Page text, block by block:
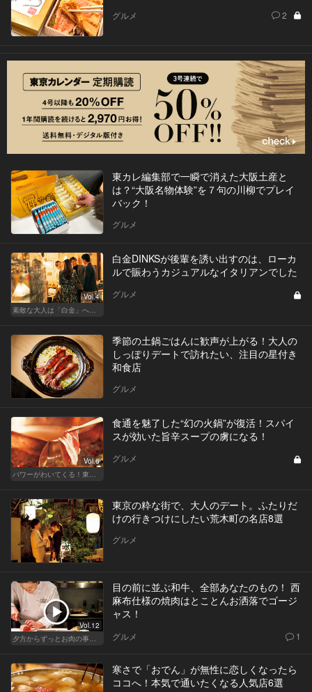
グルメ 2
東カレ編集部で一瞬で消えた大阪土産と
は？“大阪名物体験”を７句の川柳でプレイ
バック！
グルメ
Vol.4
素敵な大人は「白金」へ後輩を誘う
白金DINKSが後輩を誘い出すのは、ローカ
ルで賑わうカジュアルなイタリアンでした
グルメ
季節の土鍋ごはんに歓声が上がる！大人の
しっぽりデートで訪れたい、注目の星付き
和食店
グルメ
Vol.6
食通を魅了した“幻の火鍋”が復活！スパイ
スが効いた旨辛スープの虜になる！
グルメ
東京の粋な街で、大人のデート。ふたりだ
けの行きつけにしたい荒木町の名店8選
グルメ
Vol.12
目の前に並ぶ和牛、全部あなたのもの！ 西
麻布仕様の焼肉はとことんお洒落でゴージ
ャス！
グルメ 1
寒さで「おでん」が無性に恋しくなったら
ココへ！本気で通いたくなる人気店6選